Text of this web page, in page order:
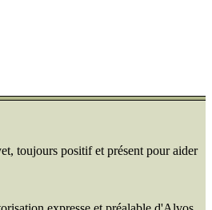
toujours positif et présent pour aider